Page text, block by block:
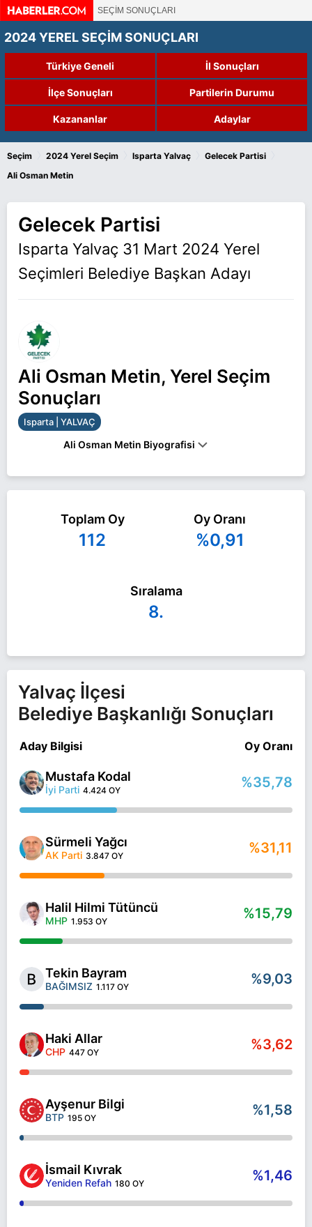
SEÇİM SONUÇLARI
2024 YEREL SEÇİM SONUÇLARI
Türkiye Geneli İl Sonuçları
İlçe Sonuçları Partilerin Durumu
Kazananlar Adaylar
Seçim 2024 Yerel Seçim Isparta Yalvaç Gelecek Partisi
Ali Osman Metin
Gelecek Partisi
Isparta Yalvaç 31 Mart 2024 Yerel
Seçimleri Belediye Başkan Adayı
Ali Osman Metin, Yerel Seçim
Sonuçları
Isparta | YALVAÇ
Ali Osman Metin Biyografisi
adayı olarak Gelecek Partisi ile 31 Mart 2024 yerel
seçimlerinde yarışıyor. Ali Osman Metin ile ilgili
daha fazla bilgi için
Ali Osman Metin Haberleri
Toplam Oy
112
Oy Oranı
%0,91
Sıralama
8.
Yalvaç İlçesi
Belediye Başkanlığı Sonuçları
Aday Bilgisi Oy Oranı
Mustafa Kodal
İyi Parti 4.424 OY %35,78
Sürmeli Yağcı
AK Parti 3.847 OY %31,11
Halil Hilmi Tütüncü
MHP 1.953 OY %15,79
Tekin Bayram
BAĞIMSIZ 1.117 OY %9,03
Haki Allar
CHP 447 OY %3,62
Ayşenur Bilgi
BTP 195 OY %1,58
İsmail Kıvrak
Yeniden Refah 180 OY %1,46